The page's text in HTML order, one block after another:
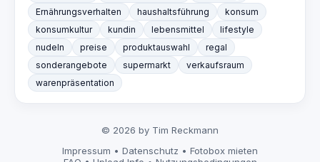
Ernährungsverhalten
haushaltsführung
konsum
konsumkultur
kundin lebensmittel
lifestyle
nudeln
preise produktauswahl
regal
sonderangebote
supermarkt
verkaufsraum
warenpräsentation
© 2026 by Tim Reckmann
Impressum • Datenschutz • Fotobox mieten